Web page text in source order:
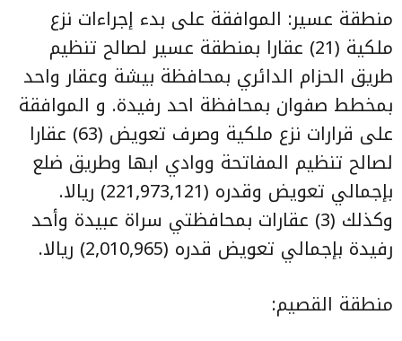
منطقة عسير: الموافقة على بدء إجراءات نزع
ملكية (21) عقارا بمنطقة عسير لصالح تنظيم
طريق الحزام الدائري بمحافظة بيشة وعقار واحد
بمخطط صفوان بمحافظة احد رفيدة. و الموافقة
على قرارات نزع ملكية وصرف تعويض (63) عقارا
لصالح تنظيم المفاتحة ووادي ابها وطريق ضلع
بإجمالي تعويض وقدره (221,973,121) ريالا.
وكذلك (3) عقارات بمحافظتي سراة عبيدة وأحد
رفيدة بإجمالي تعويض قدره (2,010,965) ريالا.
منطقة القصيم: